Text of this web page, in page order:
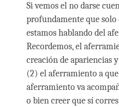
Si vemos el no darse
profundamente que solo
estamos hablando del
Recordemos, el
creación de apariencias
(2) el aferramiento a
aferramiento va
o bien creer que sí